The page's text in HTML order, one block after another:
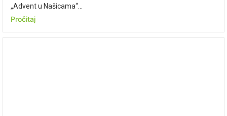
„Advent u Našicama“...
Pročitaj